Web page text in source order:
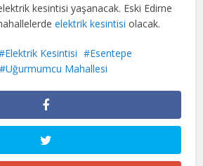
kesintisi yaşanacak. Eski Edirne
elektrik kesintisi olacak.
Elektrik Kesintisi
Esentepe
Uğurmumcu Mahallesi